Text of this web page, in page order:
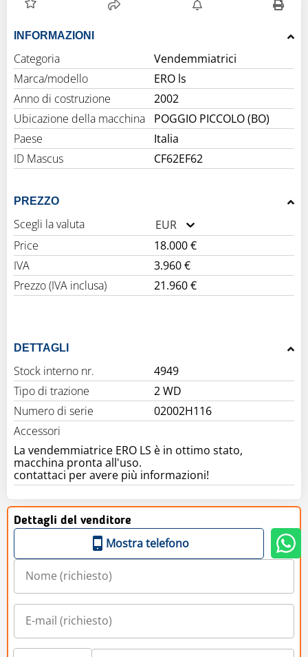
INFORMAZIONI
Categoria
Vendemmiatrici
Marca/modello
ERO ls
Anno di costruzione
2002
Ubicazione della macchina
POGGIO PICCOLO (BO)
Paese
Italia
ID Mascus
CF62EF62
PREZZO
Scegli la valuta
EUR
Price
18.000 €
IVA
3.960 €
Prezzo (IVA inclusa)
21.960 €
DETTAGLI
Stock interno nr.
4949
Tipo di trazione
2 WD
Numero di serie
02002H116
Accessori
La vendemmiatrice ERO LS è in ottimo stato,
macchina pronta all'uso.
contattaci per avere più informazioni!
Dettagli del venditore
Mostra telefono